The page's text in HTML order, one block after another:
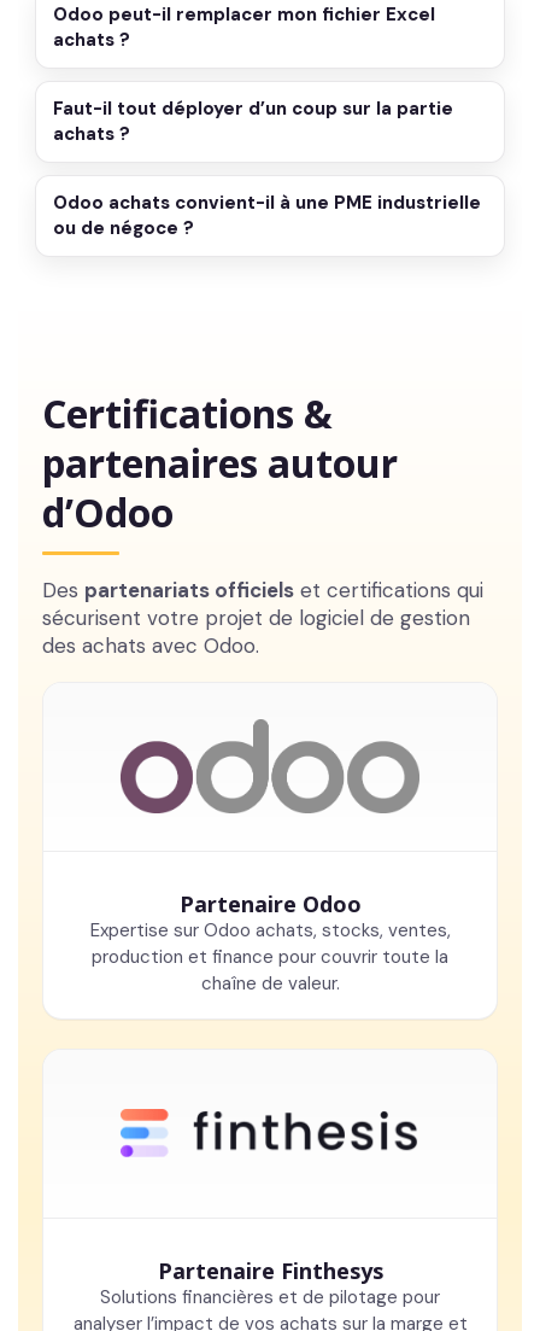
Odoo peut-il remplacer mon fichier Excel
achats ?
Faut-il tout déployer d’un coup sur la partie
achats ?
Odoo achats convient-il à une PME industrielle
ou de négoce ?
Certifications &
partenaires autour
d’Odoo
Des partenariats officiels et certifications qui
sécurisent votre projet de logiciel de gestion
des achats avec Odoo.
Partenaire Odoo
Expertise sur Odoo achats, stocks, ventes,
production et finance pour couvrir toute la
chaîne de valeur.
Partenaire Finthesys
Solutions financières et de pilotage pour
analyser l’impact de vos achats sur la marge et